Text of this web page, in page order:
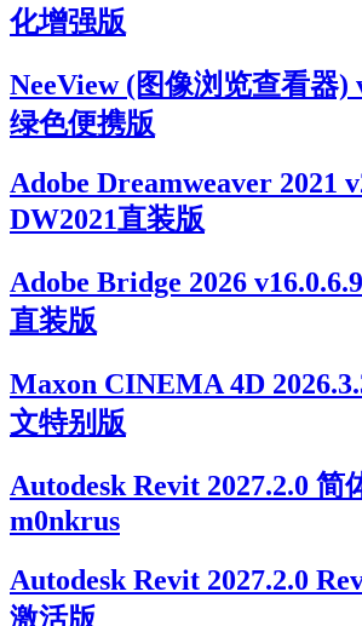
化增强版
NeeView (图像浏览查看器)
绿色便携版
Adobe Dreamweaver 2021
DW2021直装版
Adobe Bridge 2026
直装版
Maxon CINEMA 4D
文特别版
Autodesk Revit 2027.2.0 简
m0nkrus
Autodesk Revit 2027.2.0
激活版